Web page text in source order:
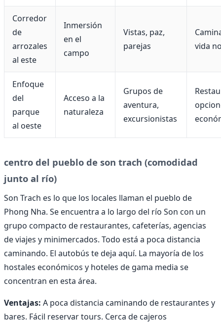
Corredor
de
arrozales
al este
Inmersión
en el
campo
Vistas, paz,
parejas
vida
Enfoque
del
parque
al oeste
Acceso a la
naturaleza
Grupos de
aventura,
excursionistas
centro del pueblo de son trach (comodidad
junto al río)
Son Trach es lo que los locales llaman el pueblo de
Phong Nha. Se encuentra a lo largo del río Son con un
grupo compacto de restaurantes, cafeterías, agencias
de viajes y minimercados. Todo está a poca distancia
caminando. El autobús te deja aquí. La mayoría de los
hostales económicos y hoteles de gama media se
concentran en esta área.
Ventajas: A poca distancia caminando de restaurantes y
bares. Fácil reservar tours. Cerca de cajeros